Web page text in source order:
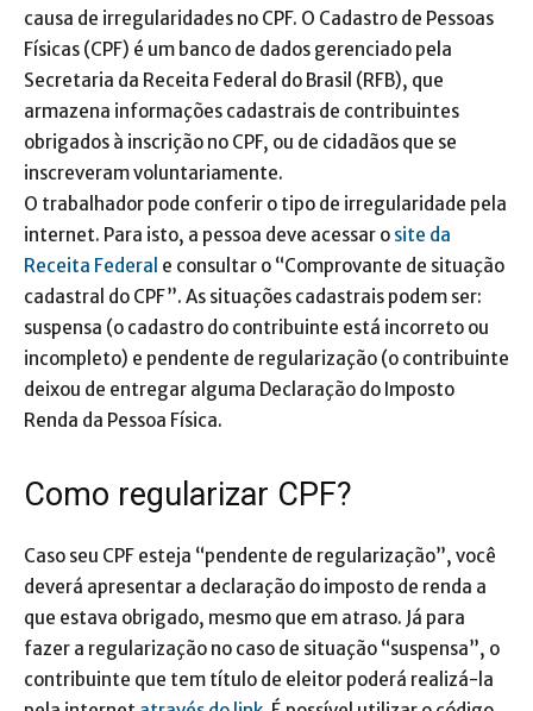
causa de irregularidades no CPF. O Cadastro de Pessoas
Físicas (CPF) é um banco de dados gerenciado pela
Secretaria da Receita Federal do Brasil (RFB), que
armazena informações cadastrais de contribuintes
obrigados à inscrição no CPF, ou de cidadãos que se
inscreveram voluntariamente.
O trabalhador pode conferir o tipo de irregularidade pela
internet. Para isto, a pessoa deve acessar o site da
Receita Federal e consultar o “Comprovante de situação
cadastral do CPF”. As situações cadastrais podem ser:
suspensa (o cadastro do contribuinte está incorreto ou
incompleto) e pendente de regularização (o contribuinte
deixou de entregar alguma Declaração do Imposto
Renda da Pessoa Física.
Como regularizar CPF?
Caso seu CPF esteja “pendente de regularização”, você
deverá apresentar a declaração do imposto de renda a
que estava obrigado, mesmo que em atraso. Já para
fazer a regularização no caso de situação “suspensa”, o
contribuinte que tem título de eleitor poderá realizá-la